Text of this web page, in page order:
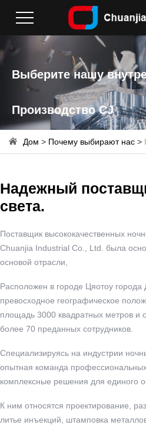
Выберите нашу
Производство CJ
Дом > Почему выбирают нас >
Надежный
света.
Поставщик высококачественных
Chuanjia Industrial Co., Ltd. была
основой отрасли,
Расположен в городе Цяотоу города
превосходное географическое
площадь 3000 квадратных метров и
более 70 преданных сотрудников.
Специализируясь на индустрии
опытная команда
комплексные решения для единого
К ним относятся проектирование,
литье инъекций, штамповка